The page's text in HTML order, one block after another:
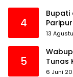
4
Bupati
13
5
Tunas
6 Juni